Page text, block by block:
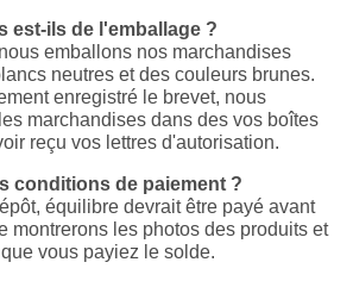
est-ils de l'emballage ?
emballons nos marchandises
neutres et des couleurs brunes.
enregistré le brevet, nous
marchandises dans des vos boîtes
reçu vos lettres d'autorisation.
conditions de paiement ?
équilibre devrait être payé avant
montrerons les photos des produits et
vous payiez le solde.